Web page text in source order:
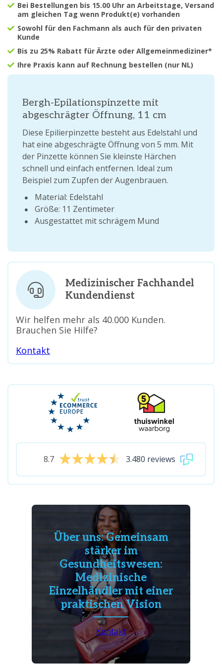
Bei Bestellungen bis 15.00 Uhr an Arbeitstage, Versand
am gleichen Tag wenn Produkt(e) vorhanden
Sowohl für den Fachmann als auch für den privaten
Kunde
Bis zu 25% Rabatt für Ärzte oder Allgemeinmediziner*
Ihre Praxis kann auf Rechnung bestellen (nur NL)
Bergh-Epilationspinzette mit
abgeschrägter Öffnung, 11 cm
Diese Epilierpinzette besteht aus Edelstahl und
hat eine abgeschrägte Öffnung von 5 mm. Mit
der Pinzette können Sie kleinste Härchen
schnell und einfach entfernen. Ideal zum
Beispiel zum Zupfen der Augenbrauen.
Material: Edelstahl
Größe: 11 Zentimeter
Ausgestattet mit schrägem Mund
Medizinischer Fachhandel
Kundendienst
Wir helfen mehr als 40.000 Kunden.
Brauchen Sie Hilfe?
Kontakt
8.7 3.480 reviews
Über uns: Gemeinsam
stärker im
Gesundheitswesen:
Medizinische
Einzelhändler mit einer
praktischen Vision
Kontakt